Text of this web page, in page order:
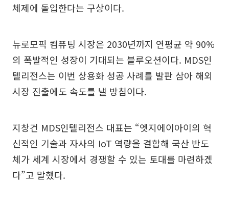
체제에 돌입한다는 구상이다.
뉴로모픽 컴퓨팅 시장은 2030년까지 연평균 약 90%
의 폭발적인 성장이 기대되는 블루오션이다. MDS인
텔리전스는 이번 상용화 성공 사례를 발판 삼아 해외
시장 진출에도 속도를 낼 방침이다.
지창건 MDS인텔리전스 대표는 “엣지에이아이의 혁
신적인 기술과 자사의 IoT 역량을 결합해 국산 반도
체가 세계 시장에서 경쟁할 수 있는 토대를 마련하겠
다”고 말했다.